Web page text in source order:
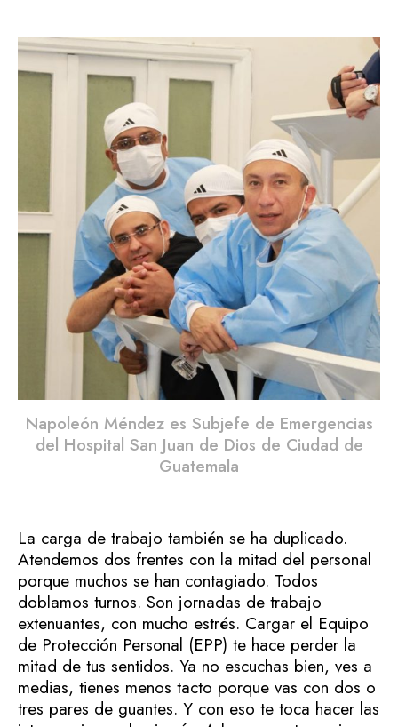
Napoleón Méndez es Subjefe de Emergencias
del Hospital San Juan de Dios de Ciudad de
Guatemala
La carga de trabajo también se ha duplicado.
Atendemos dos frentes con la mitad del personal
porque muchos se han contagiado. Todos
doblamos turnos. Son jornadas de trabajo
extenuantes, con mucho estrés. Cargar el Equipo
de Protección Personal (EPP) te hace perder la
mitad de tus sentidos. Ya no escuchas bien, ves a
medias, tienes menos tacto porque vas con dos o
tres pares de guantes. Y con eso te toca hacer las